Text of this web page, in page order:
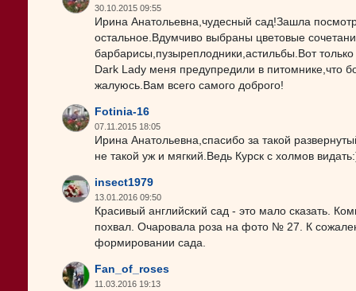
30.10.2015 09:55
Ирина Анатольевна,чудесный сад!Зашла
остальное.Вдумчиво выбраны цветовые
барбарисы,пузыреплодники,астильбы.Вот
Dark Lady меня предупредили в питомнике,что
жалуюсь.Вам всего самого доброго!
Fotinia-16
07.11.2015 18:05
Ирина Анатольевна,спасибо за такой
не такой уж и мягкий.Ведь Курск с холмов
insect1979
13.01.2016 09:50
Красивый английский сад - это мало сказать.
похвал. Очаровала роза на фото № 27. К
формировании сада.
Fan_of_roses
11.03.2016 19:13